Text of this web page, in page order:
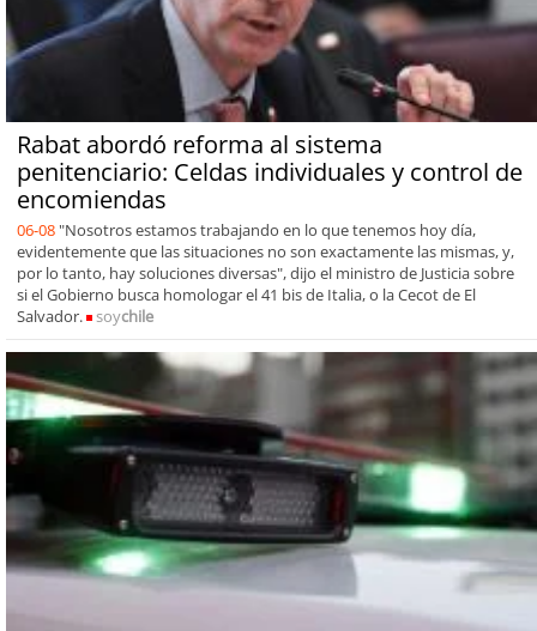
Rabat abordó reforma al sistema
penitenciario: Celdas individuales y control de
encomiendas
06-08 "Nosotros estamos trabajando en lo que tenemos hoy día,
evidentemente que las situaciones no son exactamente las mismas, y,
por lo tanto, hay soluciones diversas", dijo el ministro de Justicia sobre
si el Gobierno busca homologar el 41 bis de Italia, o la Cecot de El
Salvador.
soychile